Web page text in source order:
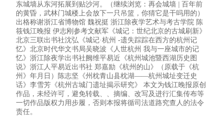
东城墙从东河拓展到贴沙河。（继续浏览：再会城墙 | 百年前
的黄昏，武林门城楼上会放下一只吊篮，你猜它是干吗用的）
出格称谢浙江省博物馆 魏祝挺 浙江除夜学艺术与考古学院 陈
筱钱江晚报 伊志刚参考文献军《城记：世纪北京的古城刷新》
北京三联出书社沈弘《城记·杭州 -遗失踪踪在西方的杭州记
忆》北京时代华文书局吴晓波《人世杭州 我与一座城市的记
忆》浙江除夜学出书社阙维平易近《杭州城池暨西湖历史图
说》浙江人平易近出书社 郑嘉励《杭州的山》（原载于《杭
州》年月日）陈志坚《州枕青山县枕湖——杭州城址变迁史
话》李雪芳《杭州古城门遗址揭示研究》 本文为钱江晚报原创
作品，未经许可，避免转载、、摘编、改写及进行汇集传布等
一切作品版权力用步履，否则本报将循司法道路究查人的法令
责任。